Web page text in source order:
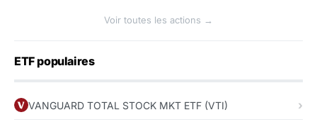
Voir toutes les actions →
ETF populaires
VANGUARD TOTAL STOCK MKT ETF (VTI)